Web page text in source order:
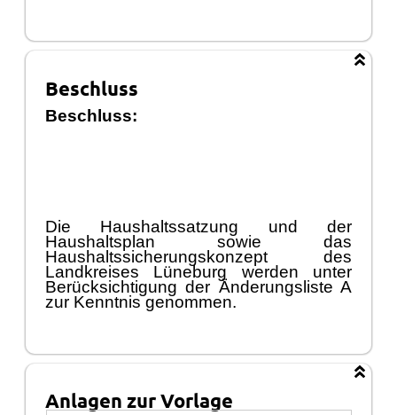
Beschluss
Beschluss:
Die Haushaltssatzung und der
Haushaltsplan sowie das
Haushaltssicherungskonzept des
Landkreises Lüneburg werden unter
Berücksichtigung der Änderungsliste A
zur Kenntnis genommen.
Anlagen zur Vorlage